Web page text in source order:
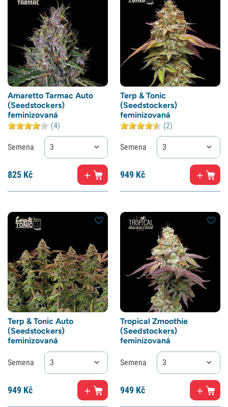
Amaretto Tarmac Auto
(Seedstockers)
feminizovaná
(4)
Semena 3
825 Kč
Terp & Tonic
(Seedstockers)
feminizovaná
(2)
Semena 3
949 Kč
Terp & Tonic Auto
(Seedstockers)
feminizovaná
Semena 3
949 Kč
Tropical Zmoothie
(Seedstockers)
feminizovaná
Semena 3
949 Kč